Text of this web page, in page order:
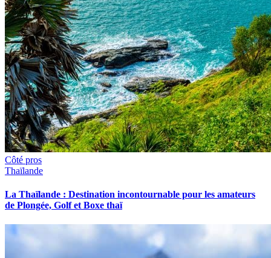
Côté pros
Thaïlande
La Thaïlande : Destination incontournable pour les amateurs
de Plongée, Golf et Boxe thaï